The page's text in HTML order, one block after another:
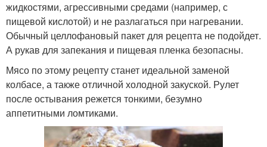
жидкостями, агрессивными средами (например, с
пищевой кислотой) и не разлагаться при нагревании.
Обычный целлофановый пакет для рецепта не подойдет.
А рукав для запекания и пищевая пленка безопасны.
Мясо по этому рецепту станет идеальной заменой
колбасе, а также отличной холодной закуской. Рулет
после остывания режется тонкими, безумно
аппетитными ломтиками.